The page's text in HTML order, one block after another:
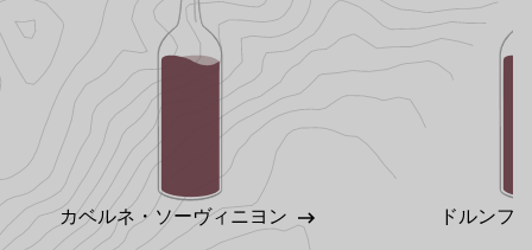
カベルネ・ソーヴィニヨン ドルンフ